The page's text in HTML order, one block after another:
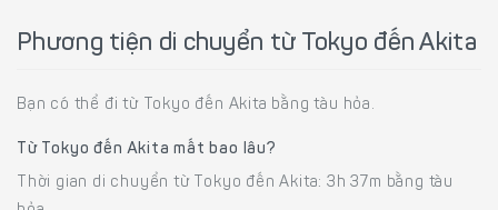
Phương tiện di chuyển từ Tokyo đến Akita
Bạn có thể đi từ Tokyo đến Akita bằng tàu hỏa.
Từ Tokyo đến Akita mất bao lâu?
Thời gian di chuyển từ Tokyo đến Akita: 3h 37m bằng tàu